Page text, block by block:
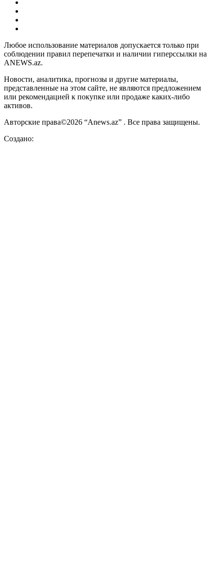
Любое использование материалов допускается только при
соблюдении правил перепечатки и наличии гиперссылки на
ANEWS.az.
Новости, аналитика, прогнозы и другие материалы,
представленные на этом сайте, не являются предложением
или рекомендацией к покупке или продаже каких-либо
активов.
Авторские права©2026 “Anews.az” . Все права защищены.
Создано: